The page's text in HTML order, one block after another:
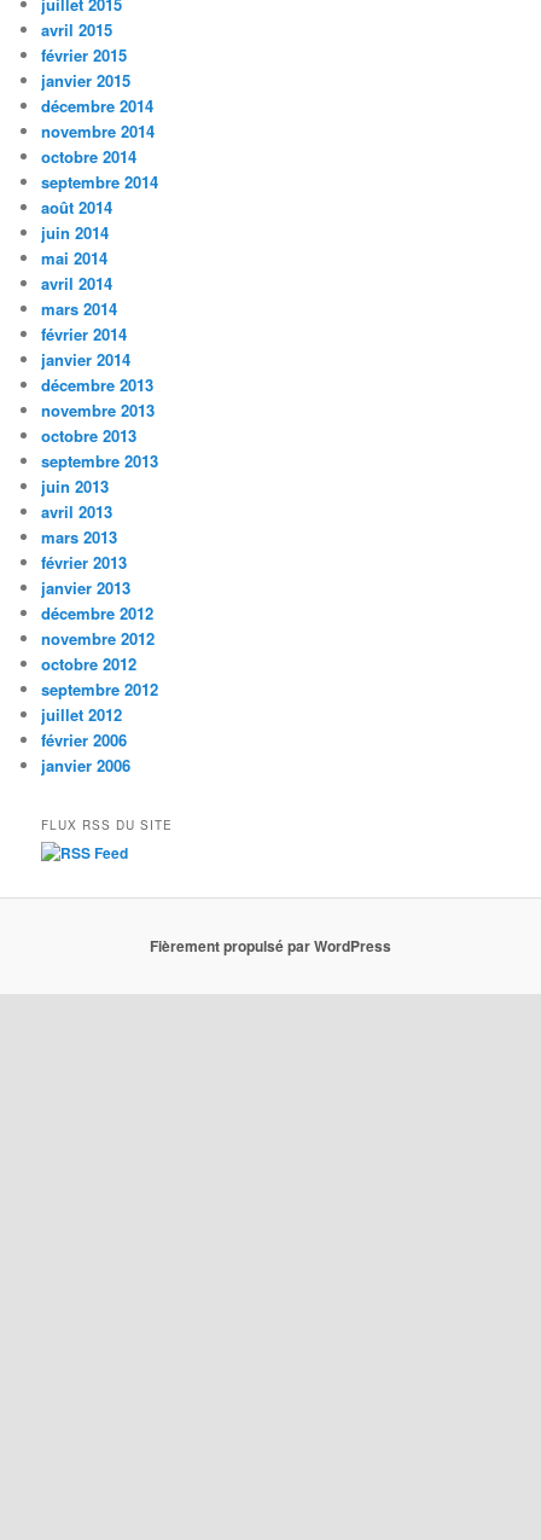
avril 2015
février 2015
janvier 2015
décembre 2014
novembre 2014
octobre 2014
septembre 2014
août 2014
juin 2014
mai 2014
avril 2014
mars 2014
février 2014
janvier 2014
décembre 2013
novembre 2013
octobre 2013
septembre 2013
juin 2013
avril 2013
mars 2013
février 2013
janvier 2013
décembre 2012
novembre 2012
octobre 2012
septembre 2012
juillet 2012
février 2006
janvier 2006
FLUX RSS DU SITE
Fièrement propulsé par WordPress